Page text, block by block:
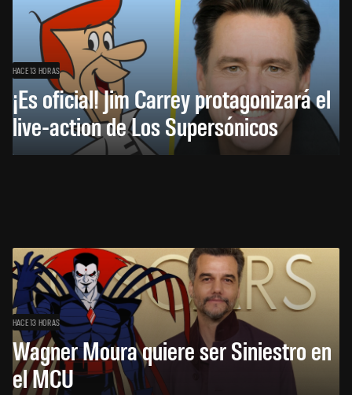
HACE 13 HORAS
¡Es oficial! Jim Carrey protagonizará el
live-action de Los Supersónicos
HACE 13 HORAS
Wagner Moura quiere ser Siniestro en
el MCU